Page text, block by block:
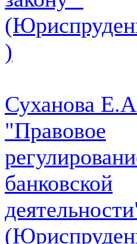
)
Суханова
"Правовое
банковской